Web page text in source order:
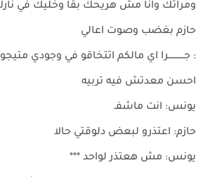
ومراتك وانا مش هريحك بقا وخليك في
حازم بغضب وصوت اعالي
: جـــــــــــرا اي مالكم اتتخاقو في وجودي
احسن معدتش فيه تربيه
يونس: انت ماشفـ
حازم: اعتذرو لبعض دلوقتي حالا
يونس: مش هعتذر لواحد ***